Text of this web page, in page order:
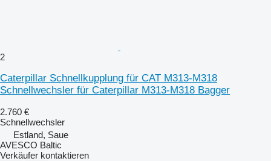
2
Caterpillar Schnellkupplung für CAT M313-M318
Schnellwechsler für Caterpillar M313-M318 Bagger
2.760 €
Schnellwechsler
Estland, Saue
AVESCO Baltic
Verkäufer kontaktieren